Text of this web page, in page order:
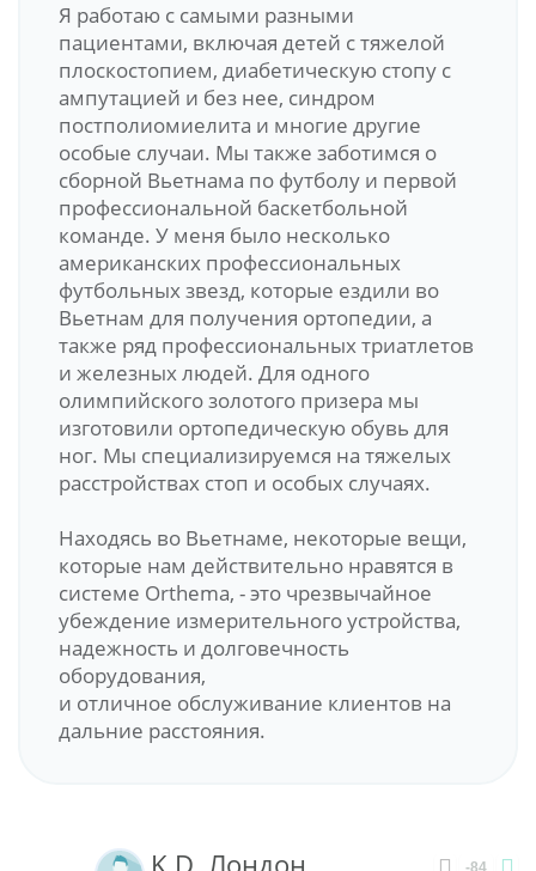
Я работаю с самыми разными
пациентами, включая детей с тяжелой
плоскостопием, диабетическую стопу с
ампутацией и без нее, синдром
постполиомиелита и многие другие
особые случаи. Мы также заботимся о
сборной Вьетнама по футболу и первой
профессиональной баскетбольной
команде. У меня было несколько
американских профессиональных
футбольных звезд, которые ездили во
Вьетнам для получения ортопедии, а
также ряд профессиональных триатлетов
и железных людей. Для одного
олимпийского золотого призера мы
изготовили ортопедическую обувь для
ног. Мы специализируемся на тяжелых
расстройствах стоп и особых случаях.
Находясь во Вьетнаме, некоторые вещи,
которые нам действительно нравятся в
системе Orthema, - это чрезвычайное
убеждение измерительного устройства,
надежность и долговечность
оборудования,
и отличное обслуживание клиентов на
дальние расстояния.
-84
K.D. Лондон